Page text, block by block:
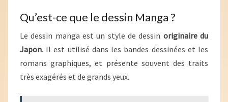
Qu’est-ce que le dessin Manga ?
Le dessin manga est un style de dessin originaire du
Japon. Il est utilisé dans les bandes dessinées et les
romans graphiques, et présente souvent des traits
très exagérés et de grands yeux.